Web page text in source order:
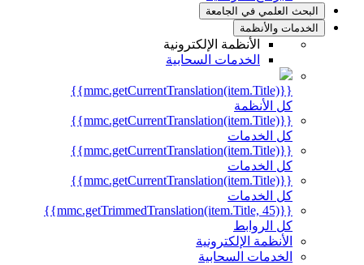
البحث العلمي في الجامعة
الخدمات والأنظمة
الأنظمة الإلكترونية
الخدمات السحابية
{{mmc.getCurrentTranslation(item.Title)}}
كل الأنظمة
{{mmc.getCurrentTranslation(item.Title)}}
كل الخدمات
{{mmc.getCurrentTranslation(item.Title)}}
كل الخدمات
{{mmc.getCurrentTranslation(item.Title)}}
كل الخدمات
{{mmc.getTrimmedTranslation(item.Title, 45)}}
كل الروابط
الأنظمة الإلكترونية
الخدمات السحابية